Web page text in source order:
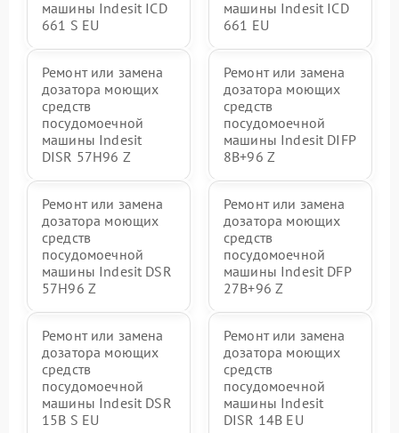
машины Indesit ICD
661 S EU
машины Indesit ICD
661 EU
Ремонт или замена
дозатора моющих
средств
посудомоечной
машины Indesit
DISR 57H96 Z
Ремонт или замена
дозатора моющих
средств
посудомоечной
машины Indesit DIFP
8B+96 Z
Ремонт или замена
дозатора моющих
средств
посудомоечной
машины Indesit DSR
57H96 Z
Ремонт или замена
дозатора моющих
средств
посудомоечной
машины Indesit DFP
27B+96 Z
Ремонт или замена
дозатора моющих
средств
посудомоечной
машины Indesit DSR
15B S EU
Ремонт или замена
дозатора моющих
средств
посудомоечной
машины Indesit
DISR 14B EU